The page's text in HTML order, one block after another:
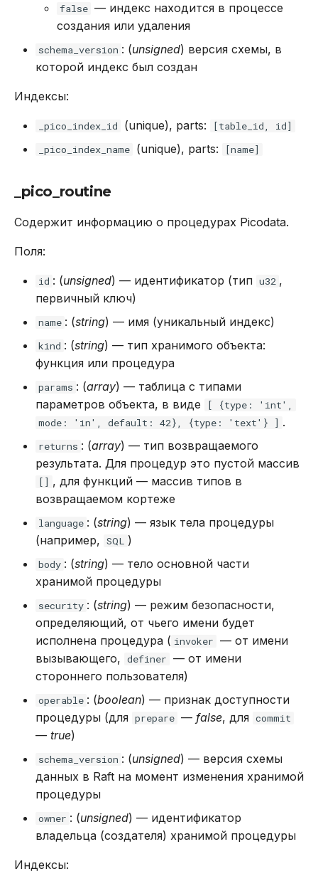
false — индекс находится в процессе
создания или удаления
schema_version : (unsigned) версия схемы, в
которой индекс был создан
Индексы:
_pico_index_id (unique), parts:
[table_id, id]
_pico_index_name (unique), parts: [name]
_pico_routine
Содержит информацию о процедурах Picodata.
Поля:
id : (unsigned) — идентификатор (тип u32 ,
первичный ключ)
name : (string) — имя (уникальный индекс)
kind : (string) — тип хранимого объекта:
функция или процедура
params : (array) — таблица с типами
параметров объекта, в виде
[ {type: 'int',
mode: 'in', default: 42}, {type: 'text'} ] .
returns : (array) — тип возвращаемого
результата. Для процедур это пустой массив
[] , для функций — массив типов в
возвращаемом кортеже
language : (string) — язык тела процедуры
(например, SQL )
body : (string) — тело основной части
хранимой процедуры
security : (string) — режим безопасности,
определяющий, от чьего имени будет
исполнена процедура ( invoker — от имени
вызывающего, definer — от имени
стороннего пользователя)
operable : (boolean) — признак доступности
процедуры (для prepare — false, для commit
— true)
schema_version : (unsigned) — версия схемы
данных в Raft на момент изменения хранимой
процедуры
owner : (unsigned) — идентификатор
владельца (создателя) хранимой процедуры
Индексы: